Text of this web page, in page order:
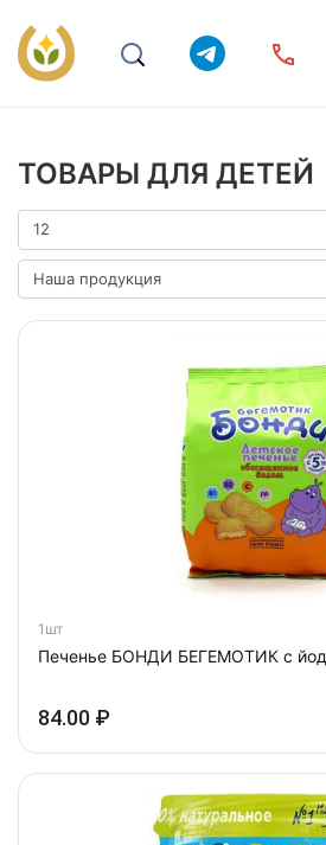
ТОВАРЫ ДЛЯ ДЕТЕЙ
1шт
Печенье БОНДИ БЕГЕМОТИК с
84.00 ₽